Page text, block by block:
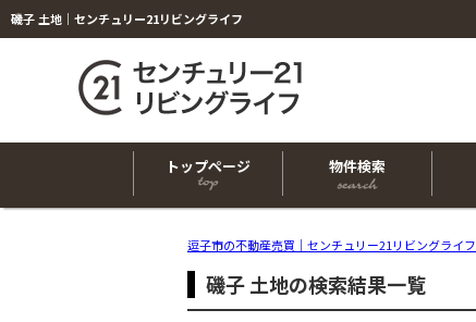
磯子 土地｜センチュリー21リビングライフ
トップページ 物件検索
逗子市の不動産売買｜センチュリー21リビングライフ
磯子 土地の検索結果一覧